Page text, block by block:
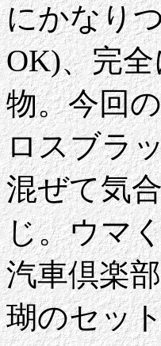
にかなり
OK)、完
物。今回
ロスブラ
混ぜて気
じ。ウマ
汽車倶楽
瑚のセッ